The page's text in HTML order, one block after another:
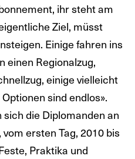
ihr steht am
Ziel, müsst
Einige fahren ins
einen Regionalzug,
einige vielleicht
sind endlos».
die Diplomanden an
ersten Tag, 2010 bis
Praktika und